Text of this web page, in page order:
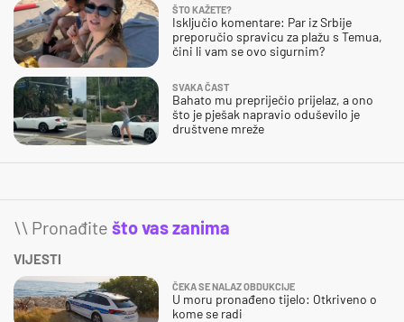
ŠTO KAŽETE?
Isključio komentare: Par iz Srbije
preporučio spravicu za plažu s Temua,
čini li vam se ovo sigurnim?
SVAKA ČAST
Bahato mu prepriječio prijelaz, a ono
što je pješak napravio oduševilo je
društvene mreže
\\ Pronađite što vas zanima
VIJESTI
ČEKA SE NALAZ OBDUKCIJE
U moru pronađeno tijelo: Otkriveno o
kome se radi